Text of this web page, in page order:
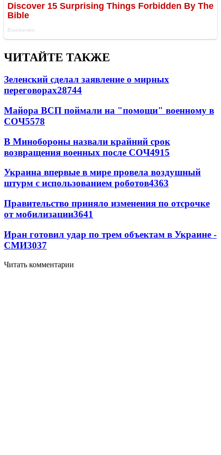
ЧИТАЙТЕ ТАКЖЕ
Зеленский сделал заявление о мирных
переговорах28744
Майора ВСП поймали на "помощи" военному в
СОЧ5578
В Минобороны назвали крайний срок
возвращения военных после СОЧ4915
Украина впервые в мире провела воздушный
штурм с использованием роботов4363
Правительство приняло изменения по отсрочке
от мобилизации3641
Иран готовил удар по трем объектам в Украине -
СМИ3037
Читать комментарии